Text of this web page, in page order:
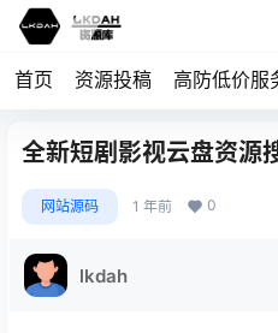
首页 资源投稿 高防低价服
全新短剧影视云盘资源
网站源码 1 年前 0
lkdah